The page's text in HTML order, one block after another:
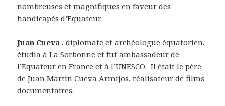
nombreuses et magnifiques en faveur des
handicapés d’Equateur.
Juan Cueva , diplomate et archéologue équatorien,
étudia à La Sorbonne et fut ambassadeur de
l’Equateur en France et à l’UNESCO. Il était le père
de Juan Martín Cueva Armijos, réalisateur de films
documentaires.